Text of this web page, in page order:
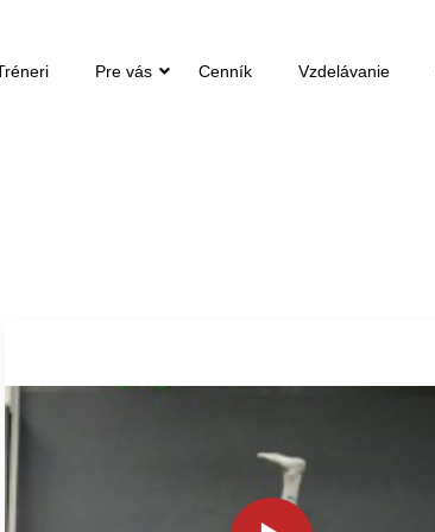
Pre vás Cenník Vzdelávanie